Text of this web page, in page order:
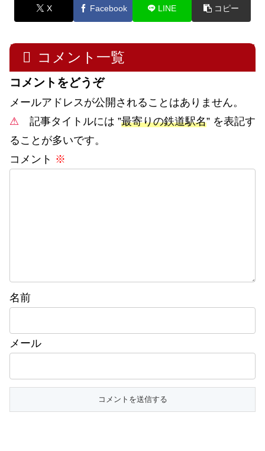
X Facebook LINE コピー
コメント一覧
コメントをどうぞ
メールアドレスが公開されることはありません。
⚠ 記事タイトルには ”最寄りの鉄道駅名” を表記す
ることが多いです。
コメント ※
名前
メール